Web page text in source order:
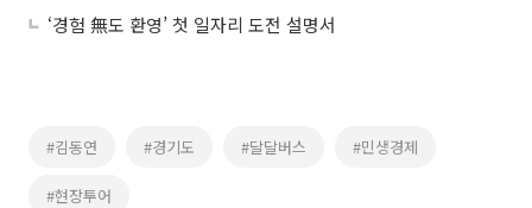
‘경험 無도 환영’ 첫 일자리 도전 설명서
#김동연 #경기도 #달달버스 #민생경제
#현장투어